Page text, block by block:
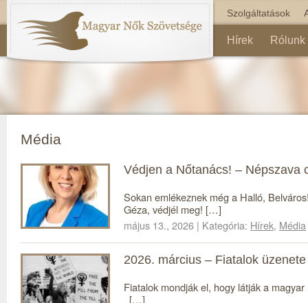
Szolgáltatások
Hírek Rólunk
Média
Védjen a Nőtanács! – Népszava
Sokan emlékeznek még a Halló,
Géza, védjél meg! […]
május 13., 2026 | Kategória: Hírek, Média
2026. március – Fiatalok üzenete
Fiatalok mondják el, hogy látják a
[…]